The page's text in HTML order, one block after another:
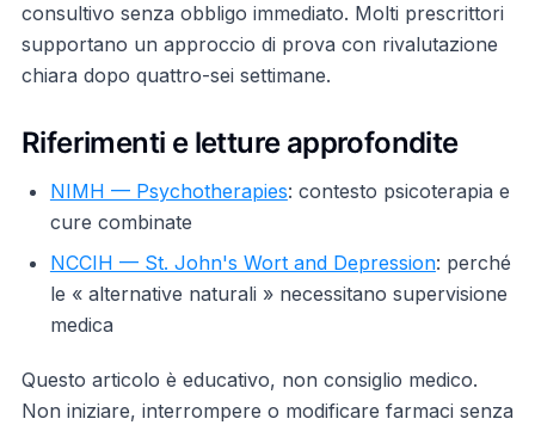
consultivo senza obbligo immediato. Molti prescrittori
supportano un approccio di prova con rivalutazione
chiara dopo quattro-sei settimane.
Riferimenti e letture approfondite
NIMH — Psychotherapies: contesto psicoterapia e
cure combinate
NCCIH — St. John's Wort and Depression: perché
le « alternative naturali » necessitano supervisione
medica
Questo articolo è educativo, non consiglio medico.
Non iniziare, interrompere o modificare farmaci senza